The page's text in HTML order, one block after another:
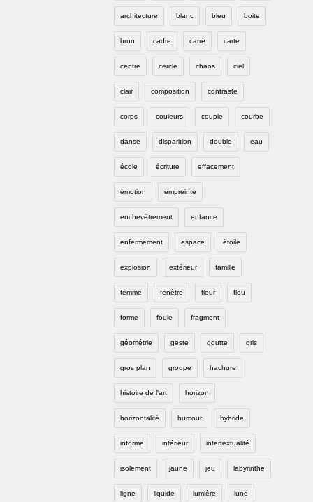
architecture blanc bleu boite
brun cadre carré carte
centre cercle chaos ciel
clair composition contraste
corps couleurs couple courbe
danse disparition double eau
école écriture effacement
émotion empreinte
enchevêtrement enfance
enfermement espace étoile
explosion extérieur famille
femme fenêtre fleur flou
forme foule fragment
géométrie geste goutte gris
gros plan groupe hachure
histoire de l'art horizon
horizontalité humour hybride
informe intérieur intertextualité
isolement jaune jeu labyrinthe
ligne liquide lumière lune